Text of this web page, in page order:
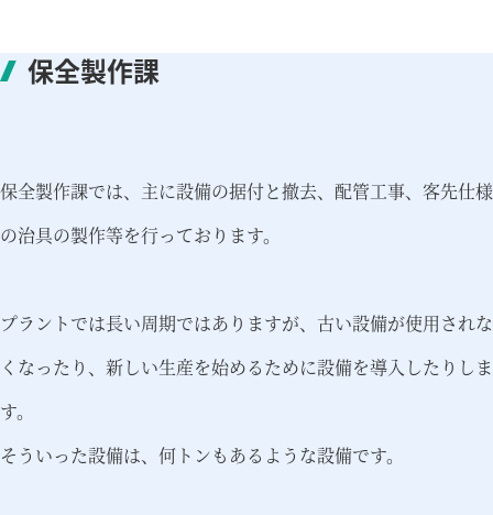
保全製作課
保全製作課では、主に設備の据付と撤去、配管工事、客先仕様
の治具の製作等を行っております。
プラントでは長い周期ではありますが、古い設備が使用されな
くなったり、新しい生産を始めるために設備を導入したりしま
す。
そういった設備は、何トンもあるような設備です。